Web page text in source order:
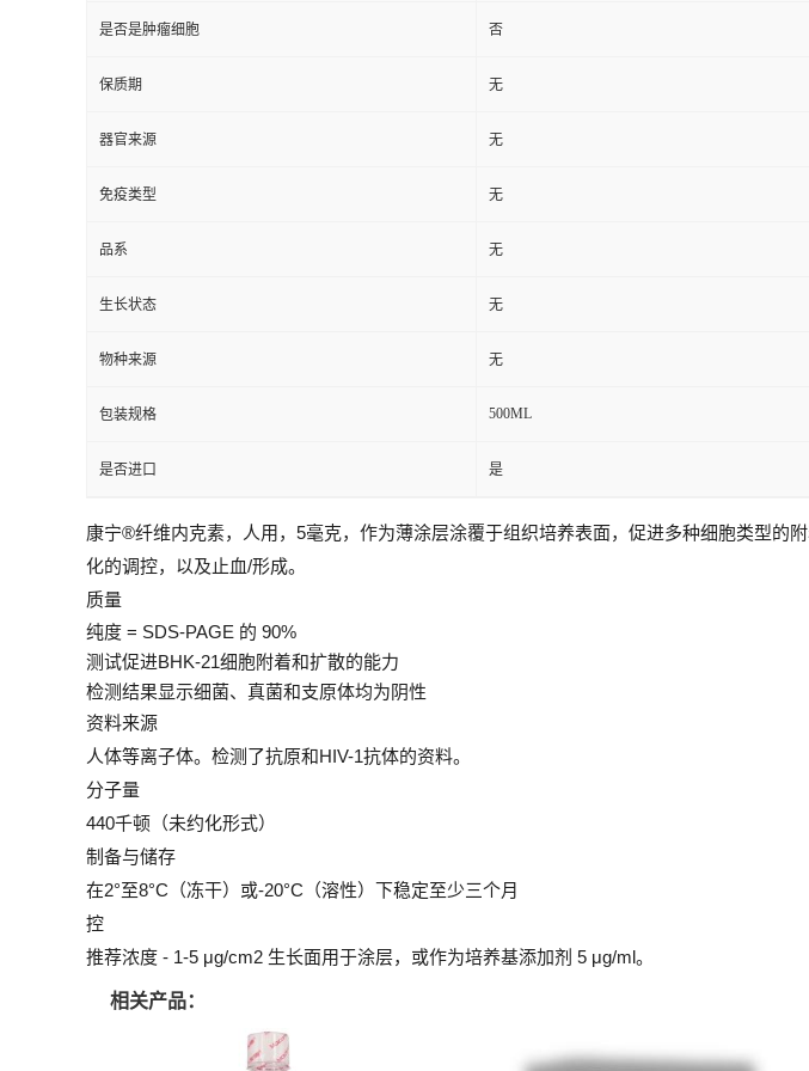
是否是肿瘤细胞 否
保质期 无
器官来源 无
免疫类型 无
品系 无
生长状态 无
物种来源 无
包装规格 500ML
是否进口 是
康宁®纤维内克素，人用，5毫克，作为薄涂层涂覆于组织培养表面，促进多种细胞类型
化的调控，以及止血/形成。
质量
纯度 = SDS-PAGE 的 90%
测试促进BHK-21细胞附着和扩散的能力
检测结果显示细菌、真菌和支原体均为阴性
资料来源
人体等离子体。检测了抗原和HIV-1抗体的资料。
分子量
440千顿（未约化形式）
制备与储存
在2°至8°C（冻干）或-20°C（溶性）下稳定至少三个月
控
推荐浓度 - 1-5 μg/cm2 生长面用于涂层，或作为培养基添加剂 5 μg/ml。
相关产品：